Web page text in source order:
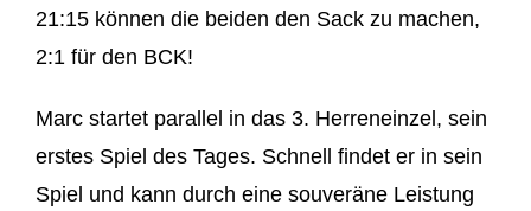
21:15 können die beiden den Sack zu machen,
2:1 für den BCK!
Marc startet parallel in das 3. Herreneinzel, sein
erstes Spiel des Tages. Schnell findet er in sein
Spiel und kann durch eine souveräne Leistung